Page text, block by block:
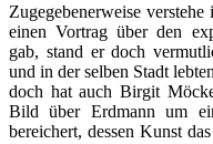
Zugegebenerweise
einen Vortrag über den
gab, stand er doch
und in der selben Stadt
doch hat auch Birgit
Bild über Erdmann um
bereichert, dessen Kunst